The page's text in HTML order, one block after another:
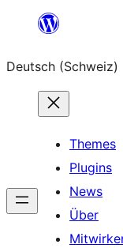
springen
Deutsch (Schweiz)
Themes
Plugins
News
Über